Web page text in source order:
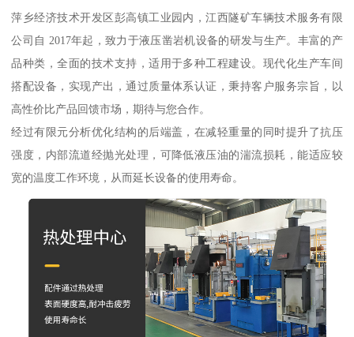
萍乡经济技术开发区彭高镇工业园内，江西隧矿车辆技术服务有限
公司自 2017年起，致力于液压凿岩机设备的研发与生产。丰富的产
品种类，全面的技术支持，适用于多种工程建设。现代化生产车间
搭配设备，实现产出，通过质量体系认证，秉持客户服务宗旨，以
高性价比产品回馈市场，期待与您合作。
经过有限元分析优化结构的后端盖，在减轻重量的同时提升了抗压
强度，内部流道经抛光处理，可降低液压油的湍流损耗，能适应较
宽的温度工作环境，从而延长设备的使用寿命。